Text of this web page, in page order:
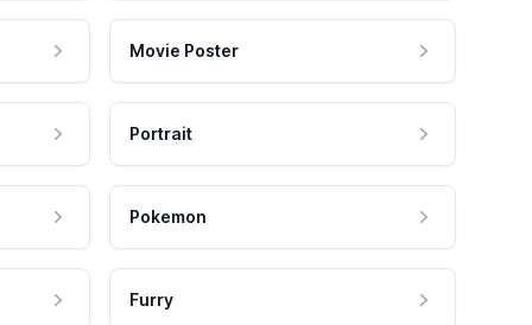
Movie Poster
Portrait
Pokemon
Furry